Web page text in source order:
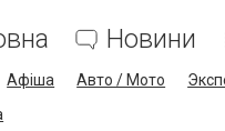
Новини
Афіша Авто / Мото